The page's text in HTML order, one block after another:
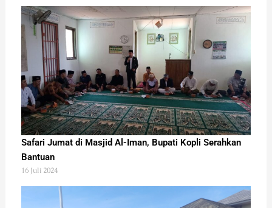
Safari Jumat di Masjid Al-Iman, Bupati Kopli Serahkan
Bantuan
16 Juli 2024